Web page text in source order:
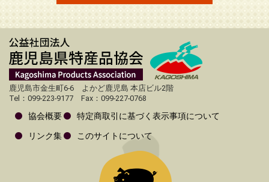
鹿児島市金生町6-6 よかど鹿児島 本店ビル2階
Tel：099-223-9177 Fax：099-227-0768
協会概要 特定商取引に基づく表示事項について
リンク集 このサイトについて